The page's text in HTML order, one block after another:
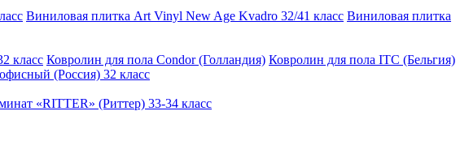
Виниловая плитка Art Vinyl New Age Kvadro 32/41 класс Виниловая плитка
класс Ковролин для пола Condor (Голландия) Ковролин для пола ITC (Бельгия)
(Россия) 32 класс
«RITTER» (Риттер) 33-34 класс